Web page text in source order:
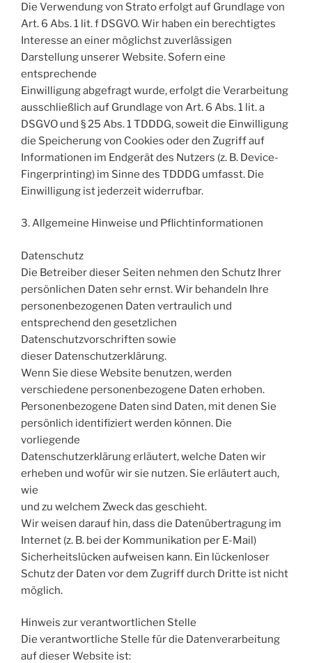
Die Verwendung von Strato erfolgt auf Grundlage von
Art. 6 Abs. 1 lit. f DSGVO. Wir haben ein berechtigtes
Interesse an einer möglichst zuverlässigen
Darstellung unserer Website. Sofern eine
entsprechende
Einwilligung abgefragt wurde, erfolgt die Verarbeitung
ausschließlich auf Grundlage von Art. 6 Abs. 1 lit. a
DSGVO und § 25 Abs. 1 TDDDG, soweit die Einwilligung
die Speicherung von Cookies oder den Zugriff auf
Informationen im Endgerät des Nutzers (z. B. Device-
Fingerprinting) im Sinne des TDDDG umfasst. Die
Einwilligung ist jederzeit widerrufbar.
3. Allgemeine Hinweise und Pflichtinformationen
Datenschutz
Die Betreiber dieser Seiten nehmen den Schutz Ihrer
persönlichen Daten sehr ernst. Wir behandeln Ihre
personenbezogenen Daten vertraulich und
entsprechend den gesetzlichen
Datenschutzvorschriften sowie
dieser Datenschutzerklärung.
Wenn Sie diese Website benutzen, werden
verschiedene personenbezogene Daten erhoben.
Personenbezogene Daten sind Daten, mit denen Sie
persönlich identifiziert werden können. Die
vorliegende
Datenschutzerklärung erläutert, welche Daten wir
erheben und wofür wir sie nutzen. Sie erläutert auch,
wie
und zu welchem Zweck das geschieht.
Wir weisen darauf hin, dass die Datenübertragung im
Internet (z. B. bei der Kommunikation per E-Mail)
Sicherheitslücken aufweisen kann. Ein lückenloser
Schutz der Daten vor dem Zugriff durch Dritte ist nicht
möglich.
Hinweis zur verantwortlichen Stelle
Die verantwortliche Stelle für die Datenverarbeitung
auf dieser Website ist: